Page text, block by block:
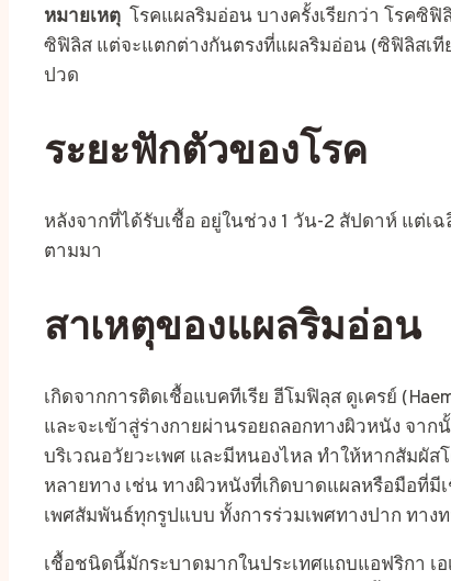
หมายเหตุ โรคแผลริมอ่อน บางครั้งเรียกว่า โรคซิ
ซิฟิลิส แต่จะแตกต่างกันตรงที่แผลริมอ่อน (ซิฟิลิสเ
ปวด
ระยะฟักตัวของโรค
หลังจากที่ได้รับเชื้อ อยู่ในช่วง 1 วัน-2 สัปดาห์ แต่
ตามมา
สาเหตุของแผลริมอ่อน
เกิดจากการติดเชื้อแบคทีเรีย ฮีโมฟิลุส ดูเครย์
และจะเข้าสู่ร่างกายผ่านรอยถลอกทางผิวหนัง จา
บริเวณอวัยวะเพศ และมีหนองไหล ทำให้หากสัมผัส
หลายทาง เช่น ทางผิวหนังที่เกิดบาดแผลหรือมือที่
เพศสัมพันธ์ทุกรูปแบบ ทั้งการร่วมเพศทางปาก ทา
เชื้อชนิดนี้มักระบาดมากในประเทศแถบแอฟริกา